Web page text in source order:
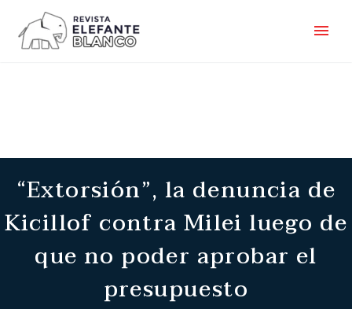
“Extorsión”, la denuncia de
Kicillof contra Milei luego de
que no poder aprobar el
presupuesto